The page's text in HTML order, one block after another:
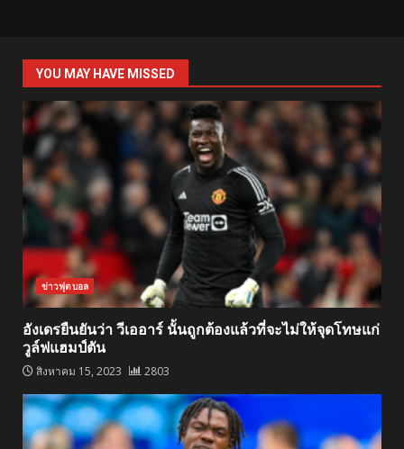
YOU MAY HAVE MISSED
ข่าวฟุตบอล
อังเดรยืนยันว่า วีเออาร์ นั้นถูกต้องแล้วที่จะไม่ให้จุดโทษแก่
วูล์ฟแฮมป์ตัน
สิงหาคม 15, 2023 2803